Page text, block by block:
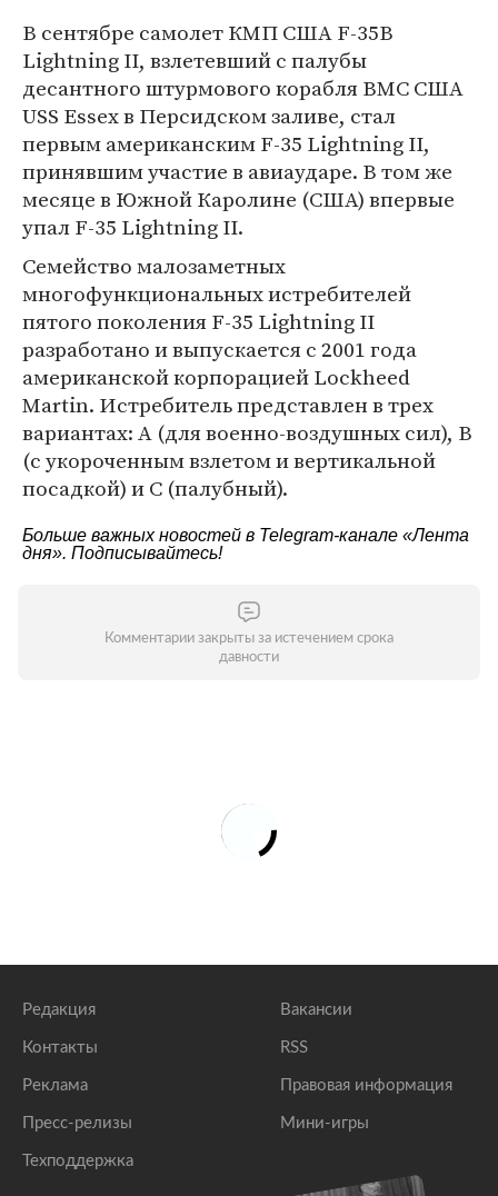
В сентябре самолет КМП США F-35B
Lightning II, взлетевший с палубы
десантного штурмового корабля ВМС США
USS Essex в Персидском заливе, стал
первым американским F-35 Lightning II,
принявшим участие в авиаударе. В том же
месяце в Южной Каролине (США) впервые
упал F-35 Lightning II.
Семейство малозаметных
многофункциональных истребителей
пятого поколения F-35 Lightning II
разработано и выпускается с 2001 года
американской корпорацией Lockheed
Martin. Истребитель представлен в трех
вариантах: A (для военно-воздушных сил), B
(с укороченным взлетом и вертикальной
посадкой) и C (палубный).
Больше важных новостей в Telegram-канале «Лента
дня». Подписывайтесь!
Комментарии закрыты за истечением срока
давности
Редакция
Контакты
Реклама
Пресс-релизы
Техподдержка
Вакансии
RSS
Правовая информация
Мини-игры